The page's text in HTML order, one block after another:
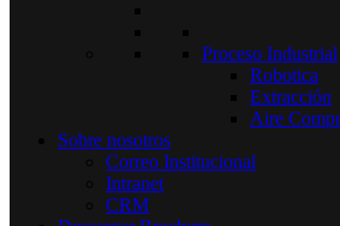
Proceso Industrial
Robotica
Extracción
Aire
Sobre nosotros
Correo Institucional
Intranet
CRM